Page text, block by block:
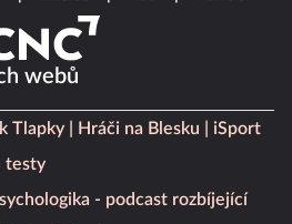
webů
Tlapky Hráči na Blesku
iSport
testy
- podcast rozbíjející